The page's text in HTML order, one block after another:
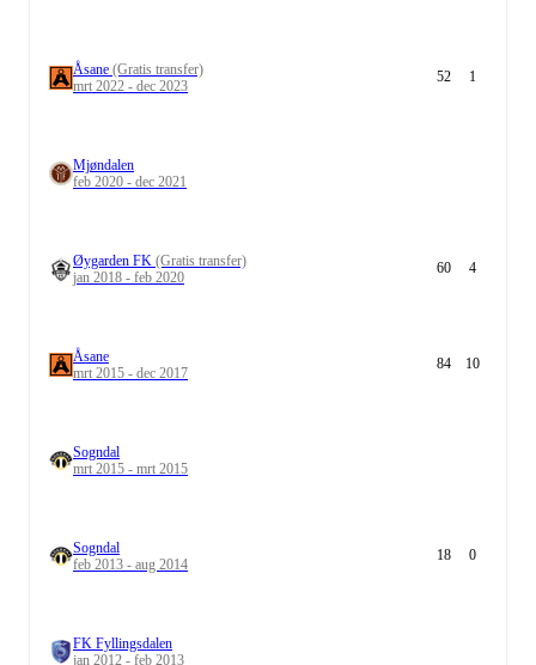
Åsane (Gratis transfer)
mrt 2022 - dec 2023
52 1
Mjøndalen
feb 2020 - dec 2021
Øygarden FK (Gratis transfer)
jan 2018 - feb 2020
60 4
Åsane
mrt 2015 - dec 2017
84 10
Sogndal
mrt 2015 - mrt 2015
Sogndal
feb 2013 - aug 2014
18 0
FK Fyllingsdalen
jan 2012 - feb 2013